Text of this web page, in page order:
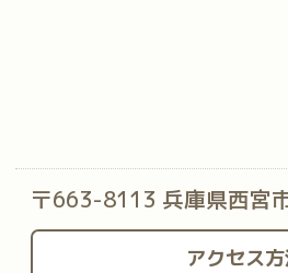
〒663-8113 兵庫県西宮
アクセス